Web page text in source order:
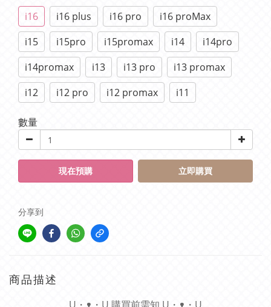
i16
i16 plus i16 pro
i16 proMax
i15
i15pro i15promax i14
i14pro
i14promax
i13 i13 pro
i13 promax
i12
i12 pro i12 promax i11
數量
現在預購 立即購買
分享到
商品描述